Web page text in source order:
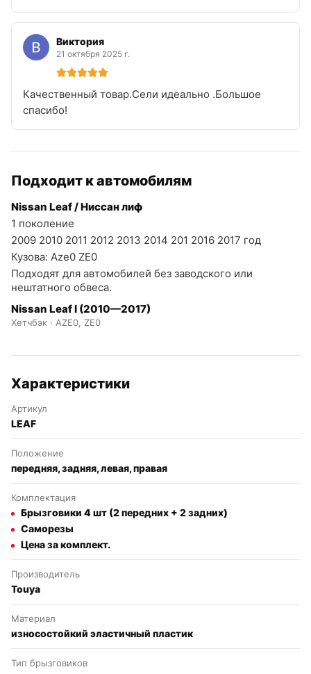
Виктория
21 октября 2025 г.
Качественный товар.Сели идеально .Большое
спасибо!
Подходит к автомобилям
Nissan Leaf / Ниссан лиф
1 поколение
2009 2010 2011 2012 2013 2014 201 2016 2017 год
Кузова: Aze0 ZE0
Подходят для автомобилей без заводского или
нештатного обвеса.
Nissan Leaf I (2010—2017)
Хетчбэк · AZE0, ZE0
Характеристики
Артикул
LEAF
Положение
передняя, задняя, левая, правая
Комплектация
Брызговики 4 шт (2 передних + 2 задних)
Саморезы
Цена за комплект.
Производитель
Touya
Материал
износостойкий эластичный пластик
Тип брызговиков